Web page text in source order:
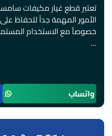
تعتبر قطع غيار مكيفات
الأمور المهمة جداً للحفاظ
خصوصاً مع الاستخدام
…
واتساب